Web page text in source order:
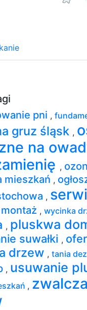
pni ,
gruz śląsk ,
na
,
mieszkań ,
,
montaż , wycinka
, pluskwa
suwałki ,
drzew , tania
, usuwanie
,